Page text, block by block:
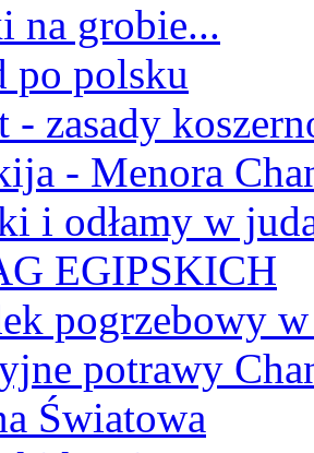
na grobie...
po polsku
- zasady
- Menora
i odłamy w
EGIPSKICH
pogrzebowy
potrawy
Światowa